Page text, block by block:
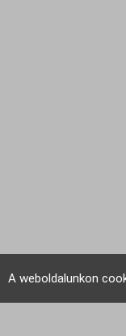
A weboldalunkon